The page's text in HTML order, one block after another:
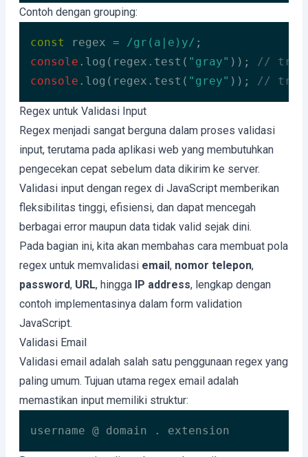
Code language: JavaScript
Contoh dengan grouping:
const regex = /gr(a|e)y/
console .log(regex.test( "gray" )); // true
console .log(regex.test( "grey" )); // true
Code language: JavaScript
Regex untuk Validasi Input
Regex menjadi sangat berguna dalam proses validasi
input, terutama pada aplikasi web yang membutuhkan
pengecekan cepat sebelum data dikirim ke server.
Validasi input dengan regex di JavaScript memberikan
fleksibilitas tinggi, efisiensi, dan dapat mencegah
berbagai error maupun data tidak valid sejak dini.
Pada bagian ini, kita akan membahas cara membuat pola
regex untuk memvalidasi email, nomor telepon,
password, URL, hingga IP address, lengkap dengan
contoh implementasinya dalam form validation
JavaScript.
Validasi Email
Validasi email adalah salah satu penggunaan regex yang
paling umum. Tujuan utama regex email adalah
memastikan input memiliki struktur:
username @ domain . extension